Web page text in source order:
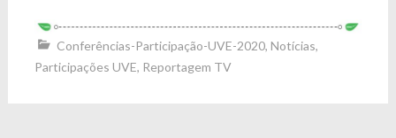
Conferências-Participação-UVE-2020, Notícias,
Participações UVE, Reportagem TV